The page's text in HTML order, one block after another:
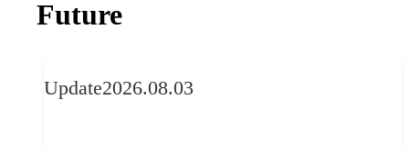
Future
Update2026.08.03